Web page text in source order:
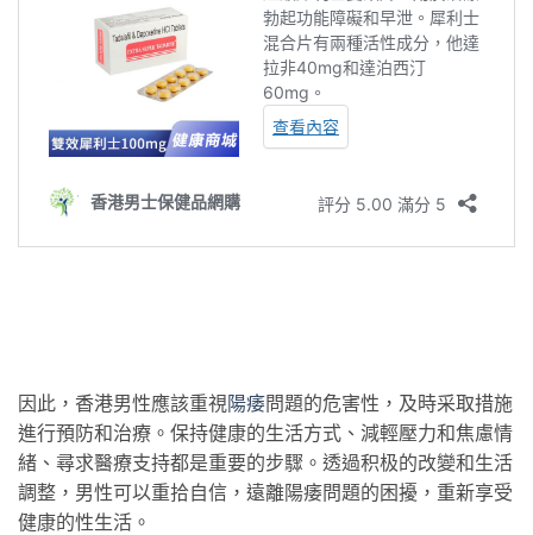
因此，香港男性應該重視陽痿問題的危害性，及時采取措施
進行預防和治療。保持健康的生活方式、減輕壓力和焦慮情
緒、尋求醫療支持都是重要的步驟。透過积极的改變和生活
調整，男性可以重拾自信，遠離陽痿問題的困擾，重新享受
健康的性生活。